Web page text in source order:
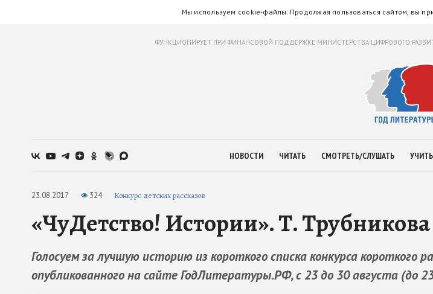
Мы используем cookie-файлы. Продолжая пользоваться сайтом, вы
ФУНКЦИОНИРУЕТ ПРИ ФИНАНСОВОЙ ПОДДЕРЖКЕ МИНИСТЕРСТВА ЦИФРОВОГО
НОВОСТИ ЧИТАТЬ СМОТРЕТЬ/СЛУШАТЬ
23.08.2017 324 Конкурс детских рассказов
«ЧуДетство! Истории». Т.
Голосуем за лучшую историю из короткого списка конкурса короткого
опубликованного на сайте ГодЛитературы.РФ, с 23 до 30 августа (до